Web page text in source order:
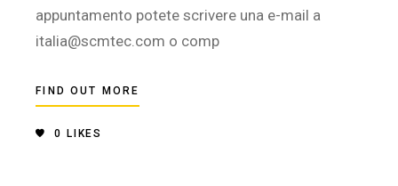
appuntamento potete scrivere una e-mail a
italia@scmtec.com o comp
FIND OUT MORE
0 LIKES